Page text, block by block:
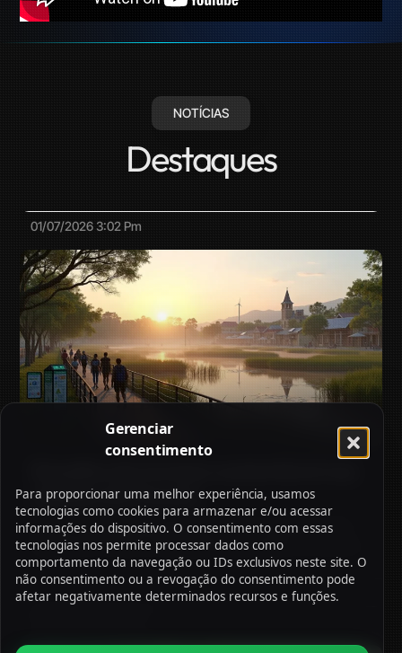
Gerenciar
consentimento
Para proporcionar uma melhor experiência, usamos
tecnologias como cookies para armazenar e/ou acessar
informações do dispositivo. O consentimento com essas
tecnologias nos permite processar dados como
comportamento da navegação ou IDs exclusivos neste site. O
não consentimento ou a revogação do consentimento pode
afetar negativamente determinados recursos e funções.
NOTÍCIAS
Destaques
cidades do Paraná
Saiba os principais desafios do turismo sustentável nas
cidades do Paraná e estratégias para preservar recursos
e cultura local.
01/07/2026 3:02 Pm